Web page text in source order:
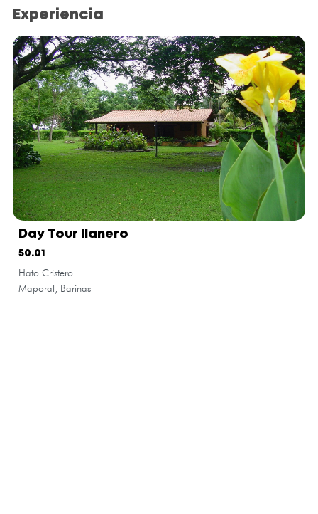
Experiencia
Day Tour llanero
50.01
Hato Cristero
Maporal, Barinas